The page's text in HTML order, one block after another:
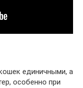
единичными, а
особенно при